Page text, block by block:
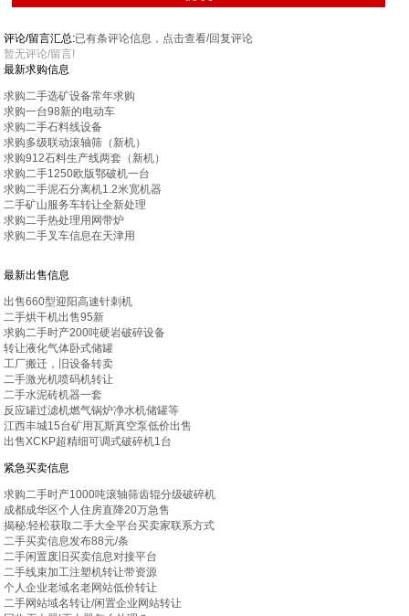
评论/留言汇总:已有条评论信息，点击查看/回复评论
暂无评论/留言!
最新求购信息
求购二手选矿设备常年求购
求购一台98新的电动车
求购二手石料线设备
求购多级联动滚轴筛（新机）
求购912石料生产线两套（新机）
求购二手1250欧版鄂破机一台
求购二手泥石分离机1.2米宽机器
二手矿山服务车转让全新处理
求购二手热处理用网带炉
求购二手叉车信息在天津用
最新出售信息
出售660型迎阳高速针刺机
二手烘干机出售95新
求购二手时产200吨硬岩破碎设备
转让液化气体卧式储罐
工厂搬迁，旧设备转卖
二手激光机喷码机转让
二手水泥砖机器一套
反应罐过滤机燃气锅炉净水机储罐等
江西丰城15台矿用瓦斯真空泵低价出售
出售XCKP超精细可调式破碎机1台
紧急买卖信息
求购二手时产1000吨滚轴筛齿辊分级破碎机
成都成华区个人住房直降20万急售
揭秘:轻松获取二手大全平台买卖家联系方式
二手买卖信息发布88元/条
二手闲置废旧买卖信息对接平台
二手线束加工注塑机转让带资源
个人企业老域名老网站低价转让
二手网站域名转让/闲置企业网站转让